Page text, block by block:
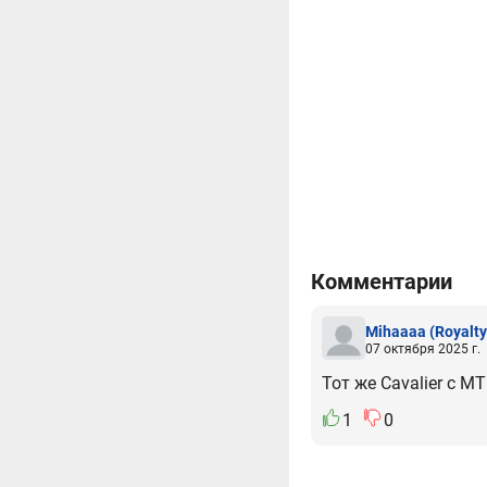
Комментарии
Mihaaaa
07 октября 2025 г.
Тот же Cavalier с МТ
1
0